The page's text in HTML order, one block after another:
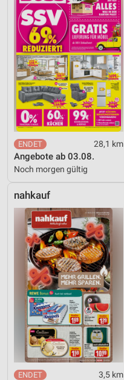
28,1 km
Angebote ab 03.08.
Noch morgen gültig
nahkauf
3,5 km